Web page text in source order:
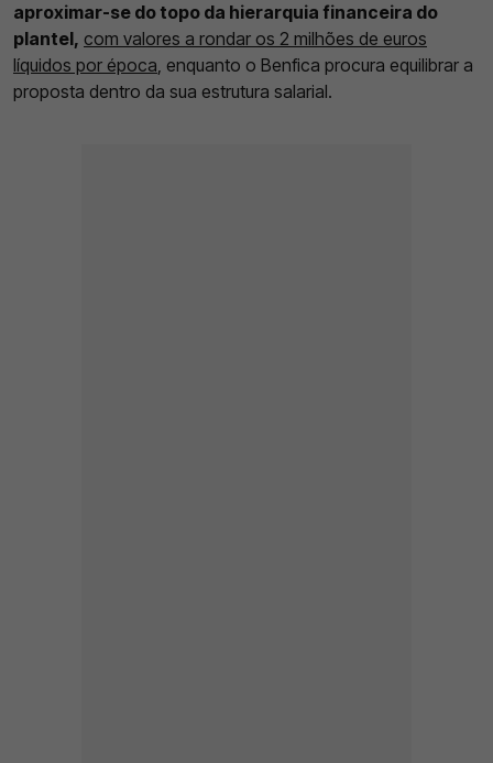
aproximar-se do topo da hierarquia financeira do
plantel, com valores a rondar os 2 milhões de euros
líquidos por época, enquanto o Benfica procura equilibrar a
proposta dentro da sua estrutura salarial.